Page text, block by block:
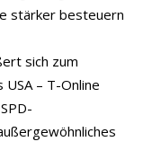
stärker besteuern
sich zum
– T-Online